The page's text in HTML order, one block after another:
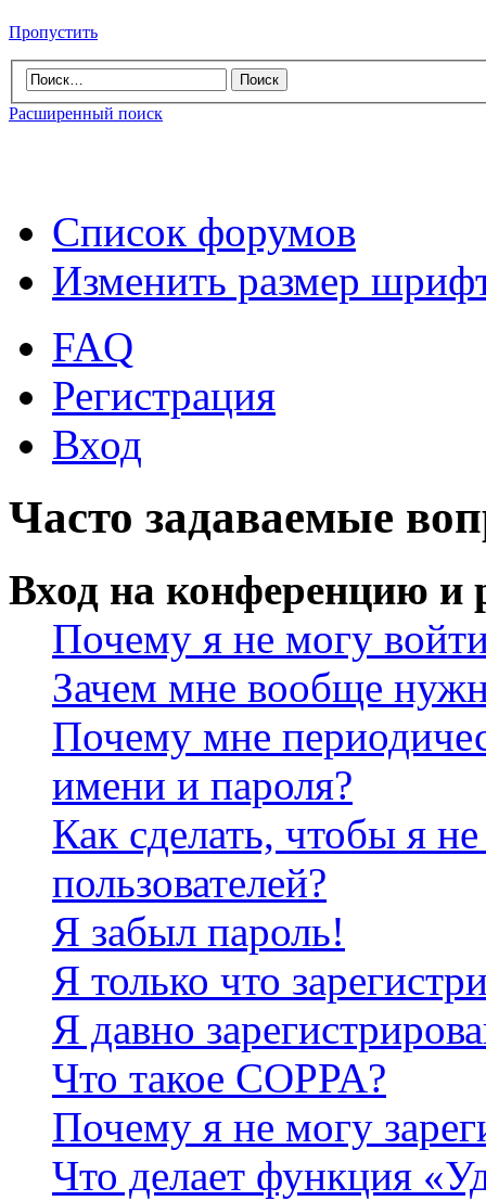
Пропустить
Расширенный поиск
Список форумов
Изменить размер
FAQ
Регистрация
Вход
Часто задаваемые
Вход на конференцию и
Почему я не могу
Зачем мне вообще
Почему мне
имени и пароля?
Как сделать, чтобы я
пользователей?
Я забыл пароль!
Я только что
Я давно
Что такое COPPA?
Почему я не могу
Что делает функция